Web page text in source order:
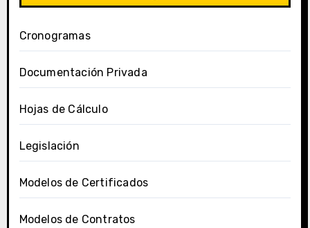
Cronogramas
Documentación Privada
Hojas de Cálculo
Legislación
Modelos de Certificados
Modelos de Contratos